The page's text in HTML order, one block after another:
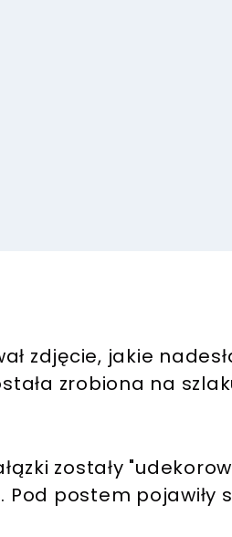
zdjęcie, jakie
zrobiona na
zostały
postem pojawiły